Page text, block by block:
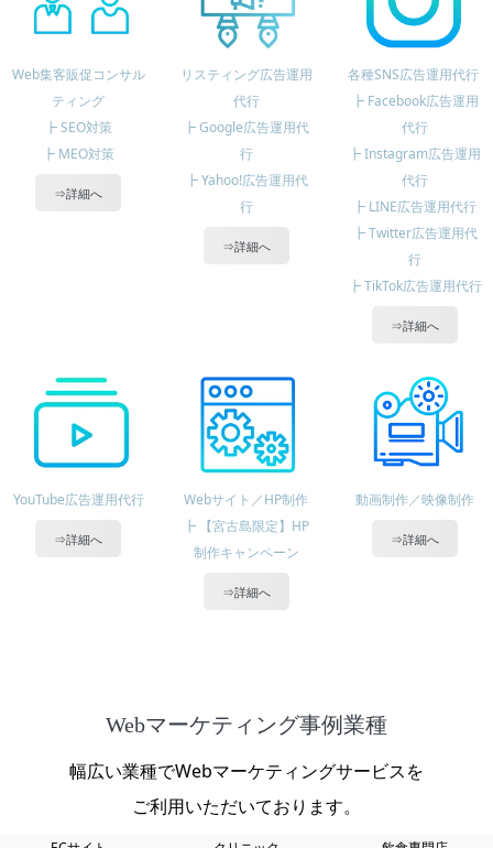
Web集客販促コンサル
ティング
┣ SEO対策
┣ MEO対策
⇒詳細へ
リスティング広告運用
代行
┣ Google広告運用代
行
┣ Yahoo!広告運用代
行
⇒詳細へ
各種SNS広告運用代行
┣ Facebook広告運用
代行
┣ Instagram広告運用
代行
┣ LINE広告運用代行
┣ Twitter広告運用代
行
┣ TikTok広告運用代行
⇒詳細へ
YouTube広告運用代行
⇒詳細へ
Webサイト／HP制作
┣ 【宮古島限定】HP
制作キャンペーン
⇒詳細へ
動画制作／映像制作
⇒詳細へ
Webマーケティング事例業種
幅広い業種でWebマーケティングサービスを
ご利用いただいております。